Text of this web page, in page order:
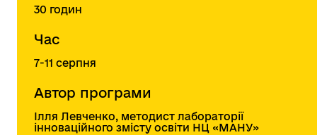
30 годин
Час
7-11 серпня
Автор програми
Ілля Левченко, методист лабораторії
інноваційного змісту освіти НЦ «МАНУ»